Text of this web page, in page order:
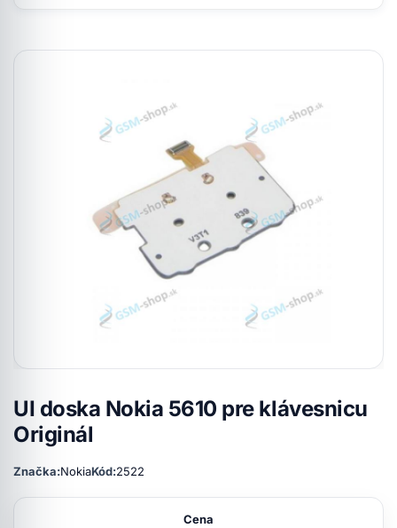
UI doska Nokia 5610 pre klávesnicu
Originál
Značka:NokiaKód:2522
Cena